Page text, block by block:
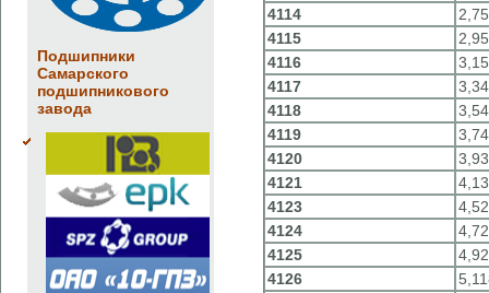
Подшипники
Самарского
подшипникового
завода
4114
4115
4116
3,15
4117
4118
4119
3,74
4120
4121
4123
4124
4125
4126